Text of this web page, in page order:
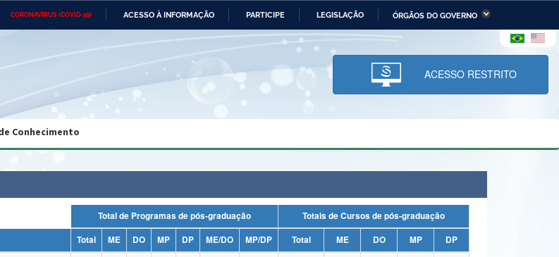
CORONAVÍRUS (COVID-19) ACESSO À INFORMAÇÃO PARTICIPE LEGISLAÇÃO ÓRGÃOS DO GOVERNO
Ministério das Relações Ministério da Economia Ministério da Infraestrutura
Ministério da Ciência,
Tecnologia, Inovações e
Comunicações
Desenvolvimento
e dos Direitos Humanos
da União Banco Central do Brasil Planalto
ACESSO RESTRITO
Conhecimento
Total de Programas de pós-graduação
Totais de Cursos de pós-graduação
Total ME DO MP DP ME/DO MP/DP Total ME DO MP
DP